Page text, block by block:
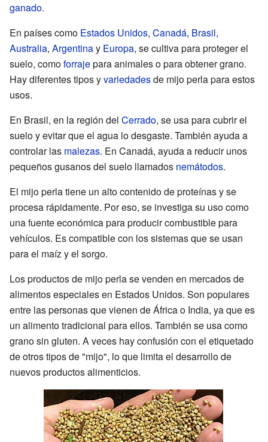
ganado.
En países como Estados Unidos, Canadá, Brasil,
Australia, Argentinay Europa, se cultiva para proteger el
suelo, comoforrajepara animales o para obtener grano.
Hay diferentes tipos yvariedadesde mijo perla para estos
usos.
En Brasil, en la región del Cerrado, se usa para cubrir el
suelo y evitar que el agua lo desgaste. También ayuda a
controlar las malezas. En Canadá, ayuda a reducir unos
pequeños gusanos del suelo llamados nemátodos.
El mijo perla tiene un alto contenido de proteínas y se
procesa rápidamente. Por eso, se investiga su uso como
una fuente económica para producir combustible para
vehículos. Es compatible con los sistemas que se usan
para el maíz y el sorgo.
Los productos de mijo perla se venden en mercados de
alimentos especiales en Estados Unidos. Son populares
entre las personas que vienen de África o India, ya que es
un alimento tradicional para ellos. También se usa como
grano sin gluten. A veces hay confusión con el etiquetado
de otros tipos de "mijo", lo que limita el desarrollo de
nuevos productos alimenticios.